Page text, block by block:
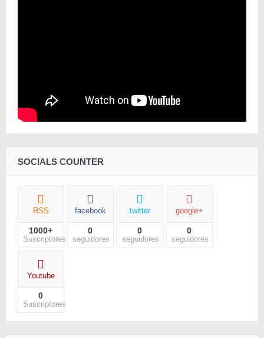
SOCIALS COUNTER
RSS
1000+
Suscriptores
facebook
0
seguidores
twitter
0
seguidores
google+
0
seguidores
Youtube
0
Suscriptores